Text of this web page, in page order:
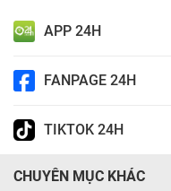
APP 24H
FANPAGE 24H
TIKTOK 24H
CHUYÊN MỤC KHÁC